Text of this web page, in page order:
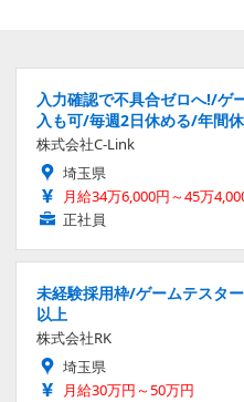
入力確認で不具合ゼロへ!/ゲ
入も可/毎週2日休める/年間
株式会社C-Link
埼玉県
月給34万6,000円～45万
正社員
未経験採用枠/ゲームテスタ
以上
株式会社RK
埼玉県
月給30万円～50万円